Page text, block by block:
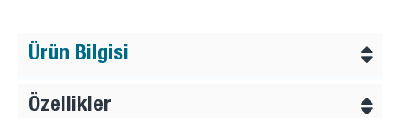
Ürün Bilgisi
Özellikler